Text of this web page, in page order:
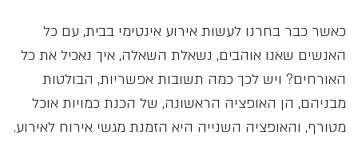
כאשר כבר בחרנו לעשות אירוע אינטימי בבית, עם כל
האנשים שאנו אוהבים, נשאלת השאלה, איך נאכיל את כל
האורחים? ויש לכך כמה תשובות אפשריות, הבולטות
מבניהם, הן האופציה הראשונה, של הכנת כמויות אוכל
מטורף, והאופציה השנייה היא הזמנת מגשי אירוח לאירוע.